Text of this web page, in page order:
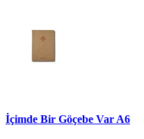
İçimde Bir Göçebe Var A6